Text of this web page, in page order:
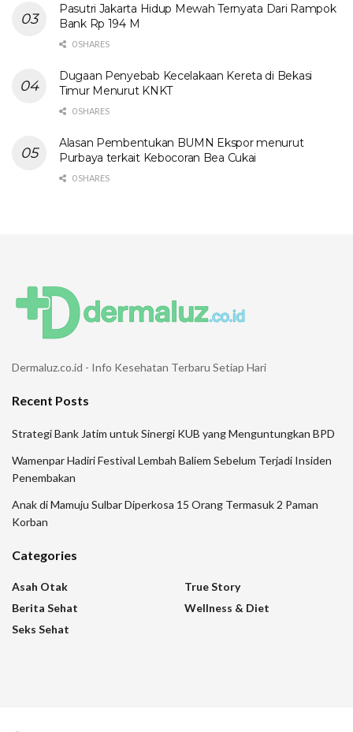
Pasutri Jakarta Hidup Mewah Ternyata Dari Rampok
Bank Rp 194 M
0 SHARES
Dugaan Penyebab Kecelakaan Kereta di Bekasi
Timur Menurut KNKT
0 SHARES
Alasan Pembentukan BUMN Ekspor menurut
Purbaya terkait Kebocoran Bea Cukai
0 SHARES
Dermaluz.co.id - Info Kesehatan Terbaru Setiap Hari
Recent Posts
Strategi Bank Jatim untuk Sinergi KUB yang Menguntungkan BPD
Wamenpar Hadiri Festival Lembah Baliem Sebelum Terjadi Insiden
Penembakan
Anak di Mamuju Sulbar Diperkosa 15 Orang Termasuk 2 Paman
Korban
Categories
Asah Otak
Berita Sehat
Seks Sehat
True Story
Wellness & Diet